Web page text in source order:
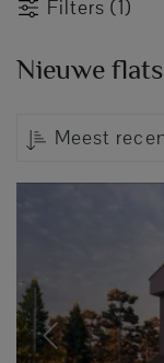
Filters (1)
Nieuwe
Meest
Previous